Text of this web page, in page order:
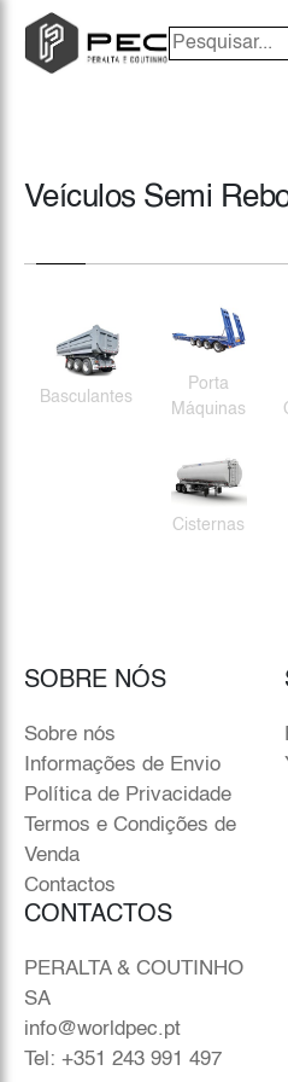
Veículos Semi
Basculantes
Porta
Máquinas
Cisternas
SOBRE NÓS
Sobre nós
Informações de Envio
Política de Privacidade
Termos e Condições de
Venda
Contactos
CONTACTOS
PERALTA & COUTINHO
SA
info@worldpec.pt
Tel: +351 243 991 497